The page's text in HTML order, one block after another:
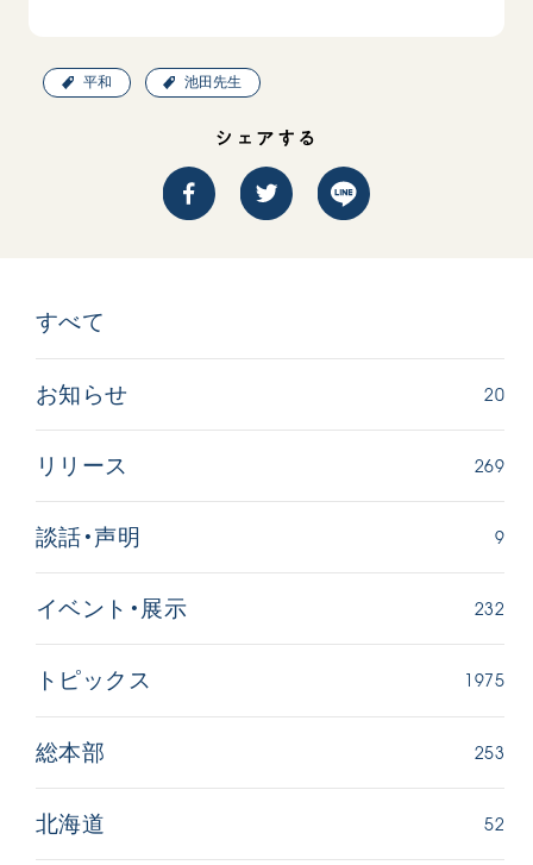
平和 池田先生
シェアする
すべて
お知らせ 20
リリース 269
談話・声明 9
イベント・展示 232
トピックス 1975
総本部 253
北海道 52